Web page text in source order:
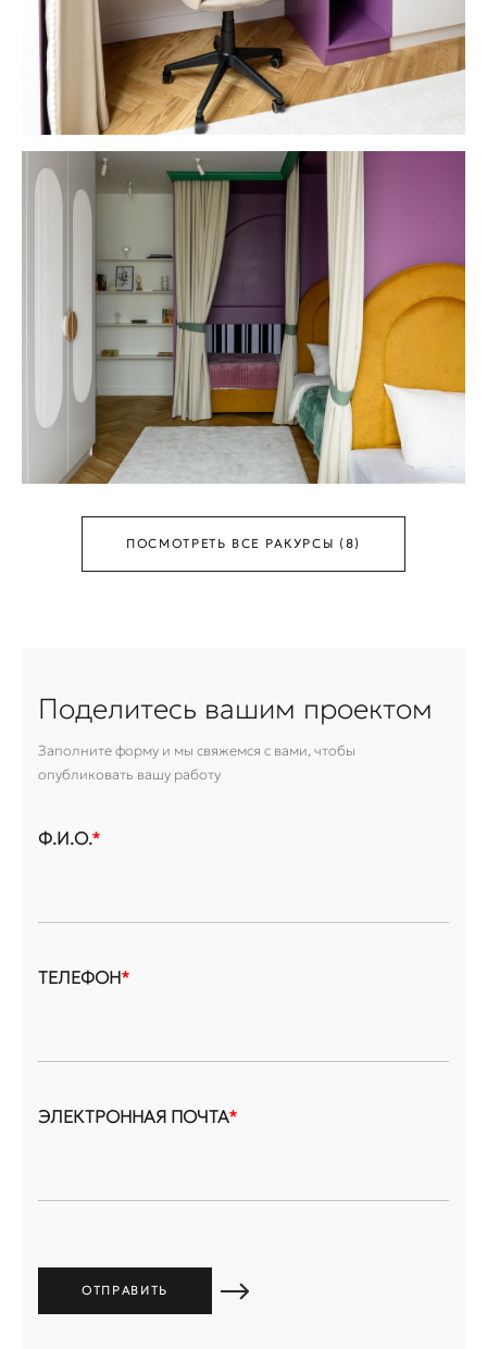
ПОСМОТРЕТЬ ВСЕ РАКУРСЫ (8)
Поделитесь вашим проектом
Заполните форму и мы свяжемся с вами, чтобы
опубликовать вашу работу
Ф.И.О.*
ТЕЛЕФОН*
ЭЛЕКТРОННАЯ ПОЧТА*